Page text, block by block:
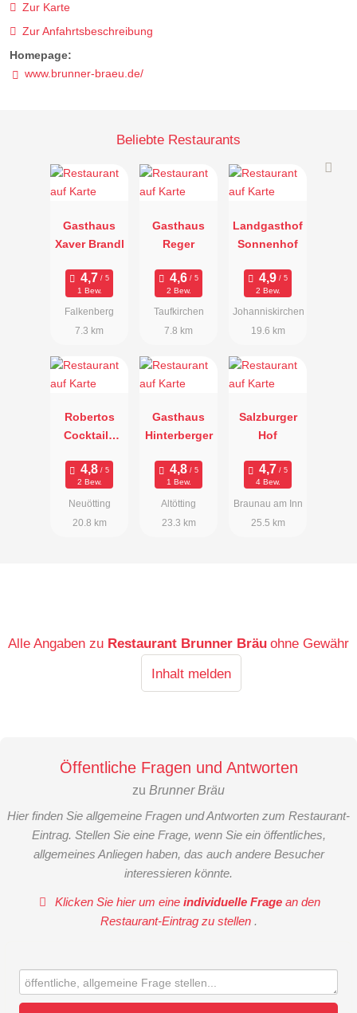
Zur Karte
Zur Anfahrtsbeschreibung
Homepage:
www.brunner-braeu.de/
Beliebte Restaurants
Gasthaus
Xaver Brandl
1 Bew.
Falkenberg
7.3 km
Gasthaus
Reger
2 Bew.
Taufkirchen
7.8 km
Landgasthof
Sonnenhof
2 Bew.
Johanniskirchen
19.6 km
Robertos
Cocktails
2 Bew.
Neuötting
20.8 km
Gasthaus
Hinterberger
1 Bew.
Altötting
23.3 km
Salzburger
Hof
4 Bew.
Braunau am Inn
25.5 km
Alle Angaben zu Restaurant Brunner Bräu ohne Gewähr
Inhalt melden
Öffentliche Fragen und Antworten
zu Brunner Bräu
Hier finden Sie allgemeine Fragen und Antworten zum Restaurant-
Eintrag. Stellen Sie eine Frage, wenn Sie ein öffentliches,
allgemeines Anliegen haben, das auch andere Besucher
interessieren könnte.
Klicken Sie hier um eineindividuelle Frage an den
Restaurant-Eintrag zu stellen .